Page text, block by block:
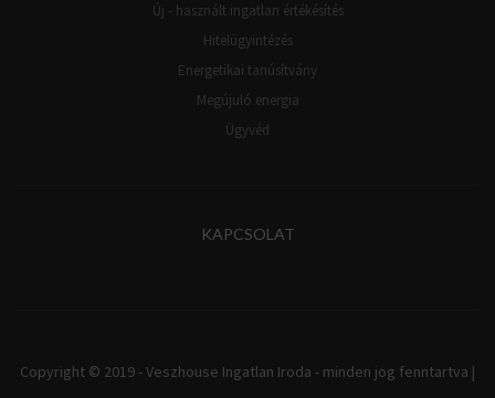
Új - használt ingatlan értékésítés
Hitelügyintézés
Energetikai tanúsítvány
Megújuló energia
Ügyvéd
KAPCSOLAT
Copyright © 2019 - Veszhouse Ingatlan Iroda - minden jog fenntartva |